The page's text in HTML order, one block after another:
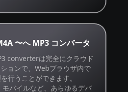
〜へ MP3 コンバータ
converterは完全にクラウド
ョンで、Webブラウザ内で
行うことができます。
バイルなど、あらゆるデバ